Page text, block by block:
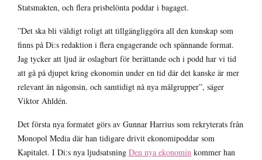
Statsmakten, och flera prisbelönta poddar i bagaget.
”Det ska bli väldigt roligt att tillgängliggöra all den kunskap som
finns på Di:s redaktion i flera engagerande och spännande format.
Jag tycker att ljud är oslagbart för berättande och i podd har vi tid
att gå på djupet kring ekonomin under en tid där det kanske är mer
relevant än någonsin, och samtidigt nå nya målgrupper”, säger
Viktor Ahldén.
Det första nya formatet görs av Gunnar Harrius som rekryterats från
Monopol Media där han tidigare drivit ekonomipoddar som
Kapitalet. I Di:s nya ljudsatsning Den nya ekonomin kommer han